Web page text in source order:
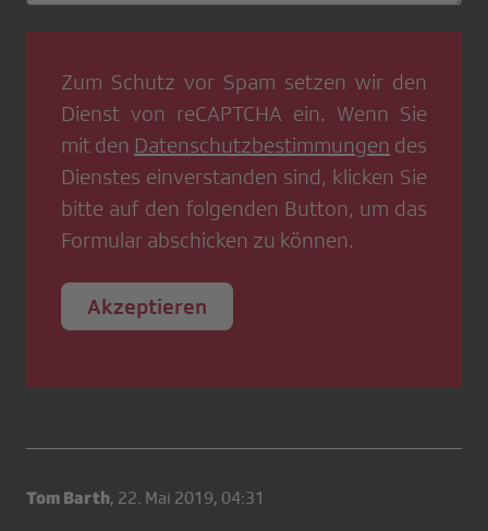
Zum Schutz vor Spam setzen wir den
Dienst von reCAPTCHA ein. Wenn Sie
mit den Datenschutzbestimmungen des
Dienstes einverstanden sind, klicken Sie
bitte auf den folgenden Button, um das
Formular abschicken zu können.
Akzeptieren
Tom Barth, 22. Mai 2019, 04:31